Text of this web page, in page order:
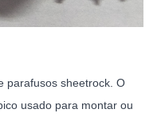
parafusos sheetrock. O
usado para montar ou